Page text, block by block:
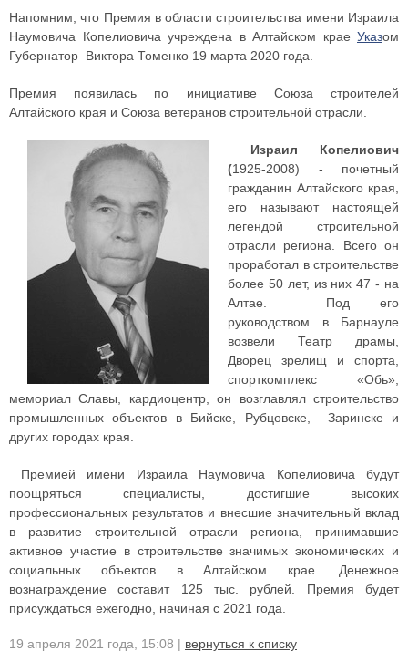
Напомним, что Премия в области строительства имени Израила
Наумовича Копелиовича учреждена в Алтайском крае Указом
Губернатор Виктора Томенко 19 марта 2020 года.
Премия появилась по инициативе Союза строителей
Алтайского края и Союза ветеранов строительной отрасли.
Израил Копелиович
(1925-2008) - почетный
гражданин Алтайского края,
его называют настоящей
легендой строительной
отрасли региона. Всего он
проработал в строительстве
более 50 лет, из них 47 - на
Алтае. Под его
руководством в Барнауле
возвели Театр драмы,
Дворец зрелищ и спорта,
спорткомплекс «Обь»,
мемориал Славы, кардиоцентр, он возглавлял строительство
промышленных объектов в Бийске, Рубцовске, Заринске и
других городах края.
Премией имени Израила Наумовича Копелиовича будут
поощряться специалисты, достигшие высоких
профессиональных результатов и внесшие значительный вклад
в развитие строительной отрасли региона, принимавшие
активное участие в строительстве значимых экономических и
социальных объектов в Алтайском крае. Денежное
вознаграждение составит 125 тыс. рублей. Премия будет
присуждаться ежегодно, начиная с 2021 года.
19 апреля 2021 года, 15:08 | вернуться к списку